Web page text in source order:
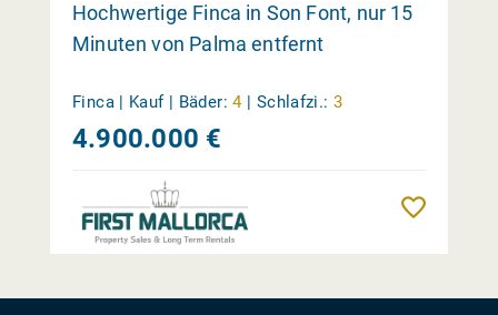
Hochwertige Finca in Son Font, nur 15
Minuten von Palma entfernt
Finca | Kauf | Bäder: 4 | Schlafzi.: 3
4.900.000 €